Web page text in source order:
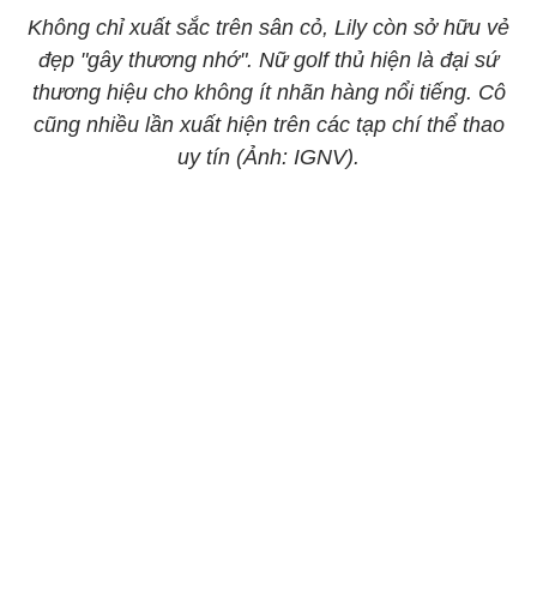
Không chỉ xuất sắc trên sân cỏ, Lily còn sở hữu vẻ
đẹp "gây thương nhớ". Nữ golf thủ hiện là đại sứ
thương hiệu cho không ít nhãn hàng nổi tiếng. Cô
cũng nhiều lần xuất hiện trên các tạp chí thể thao
uy tín (Ảnh: IGNV).